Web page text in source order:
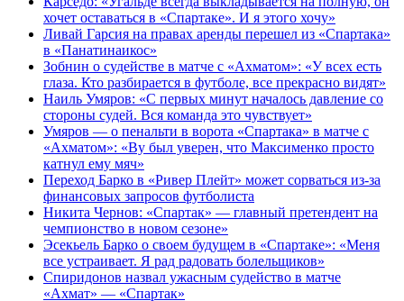
хочет оставаться в «Спартаке». И я этого хочу»
Ливай Гарсия на правах аренды перешел из «Спартака»
в «Панатинаикос»
Зобнин о судействе в матче с «Ахматом»: «У всех есть
глаза. Кто разбирается в футболе, все прекрасно видят»
Наиль Умяров: «С первых минут началось давление со
стороны судей. Вся команда это чувствует»
Умяров — о пенальти в ворота «Спартака» в матче с
«Ахматом»: «Ву был уверен, что Максименко просто
катнул ему мяч»
Переход Барко в «Ривер Плейт» может сорваться из‑за
финансовых запросов футболиста
Никита Чернов: «Спартак» — главный претендент на
чемпионство в новом сезоне»
Эсекьель Барко о своем будущем в «Спартаке»: «Меня
все устраивает. Я рад радовать болельщиков»
Спиридонов назвал ужасным судейство в матче
«Ахмат» — «Спартак»